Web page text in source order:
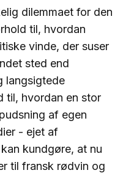
dilemmaet for den
til, hvordan
vinde, der suser
sted end
langsigtede
til, hvordan en stor
af egen
- ejet af
kundgøre, at nu
til fransk rødvin og